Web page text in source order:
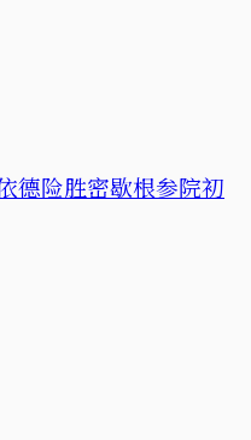
德险胜密歇根参院初